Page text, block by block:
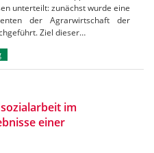
unterteilt: zunächst wurde eine
der Agrarwirtschaft der
Ziel dieser…
im
einer